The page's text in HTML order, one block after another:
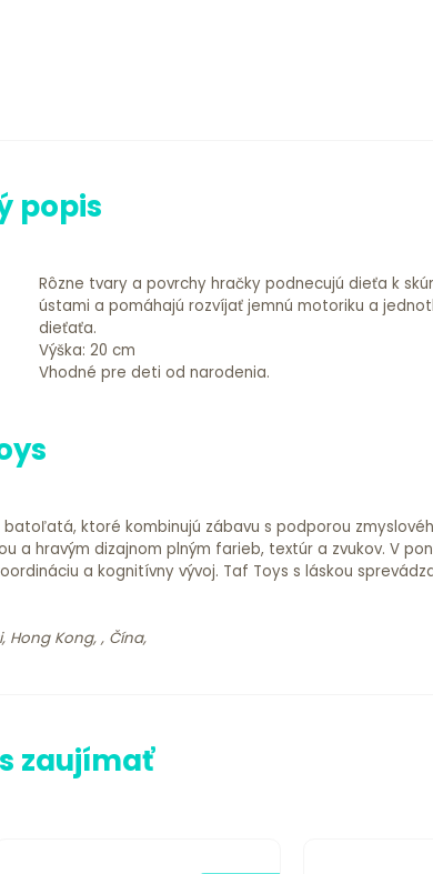
popis
Rôzne tvary a povrchy hračky podnecujú dieťa k
ústami a pomáhajú rozvíjať jemnú motoriku a
dieťaťa.
Výška: 20 cm
Vhodné pre deti od narodenia.
batoľatá, ktoré kombinujú zábavu s podporou
a hravým dizajnom plným farieb, textúr a zvukov. V
a kognitívny vývoj. Taf Toys s láskou
Hong Kong, , Čína,
zaujímať